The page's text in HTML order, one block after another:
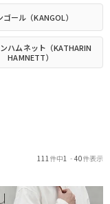
ゴール（KANGOL）
ハムネット（KATHARIN
HAMNETT）
111 件中1 - 40件表示